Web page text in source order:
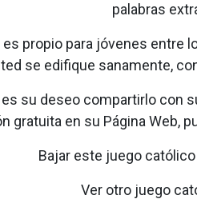
palabras
propio para jóvenes entre
se edifique sanamente,
su deseo compartirlo con
gratuita en su Página Web,
Bajar este juego
Ver otro juego